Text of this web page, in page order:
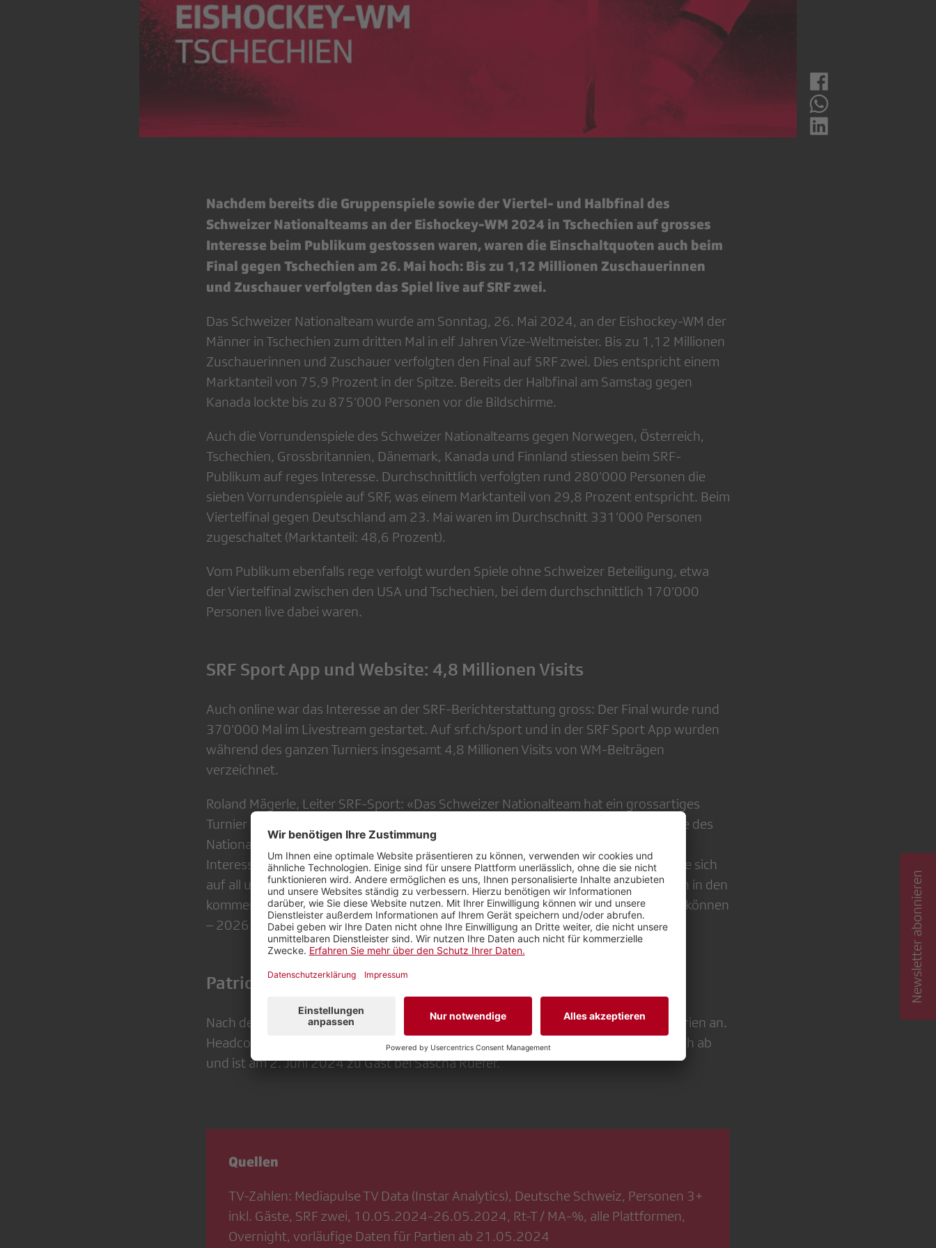
Nachdem bereits die Gruppenspiele sowie der Viertel- und Halbfinal des
Schweizer Nationalteams an der Eishockey-WM 2024 in Tschechien auf grosses
Interesse beim Publikum gestossen waren, waren die Einschaltquoten auch beim
Final gegen Tschechien am 26. Mai hoch: Bis zu 1,12 Millionen Zuschauerinnen
und Zuschauer verfolgten das Spiel live auf SRF zwei.
Das Schweizer Nationalteam wurde am Sonntag, 26. Mai 2024, an der Eishockey-WM der
Männer in Tschechien zum dritten Mal in elf Jahren Vize-Weltmeister. Bis zu 1,12 Millionen
Zuschauerinnen und Zuschauer verfolgten den Final auf SRF zwei. Dies entspricht einem
Marktanteil von 75,9 Prozent in der Spitze. Bereits der Halbfinal am Samstag gegen
Kanada lockte bis zu 875’000 Personen vor die Bildschirme.
Auch die Vorrundenspiele des Schweizer Nationalteams gegen Norwegen, Österreich,
Tschechien, Grossbritannien, Dänemark, Kanada und Finnland stiessen beim SRF-
Publikum auf reges Interesse. Durchschnittlich verfolgten rund 280’000 Personen die
sieben Vorrundenspiele auf SRF, was einem Marktanteil von 29,8 Prozent entspricht. Beim
Viertelfinal gegen Deutschland am 23. Mai waren im Durchschnitt 331’000 Personen
zugeschaltet (Marktanteil: 48,6 Prozent).
Vom Publikum ebenfalls rege verfolgt wurden Spiele ohne Schweizer Beteiligung, etwa
der Viertelfinal zwischen den USA und Tschechien, bei dem durchschnittlich 170’000
Personen live dabei waren.
SRF Sport App und Website: 4,8 Millionen Visits
Auch online war das Interesse an der SRF-Berichterstattung gross: Der Final wurde rund
370’000 Mal im Livestream gestartet. Auf srf.ch/sport und in der SRF Sport App wurden
während des ganzen Turniers insgesamt 4,8 Millionen Visits von WM-Beiträgen
verzeichnet.
Roland Mägerle, Leiter SRF-Sport: «Das Schweizer Nationalteam hat ein grossartiges
Turnier gespielt und sich mit tollen Auftritten die Silbermedaille gesichert. Die Spiele des
Nationalteams sind auch beim sportbegeisterten SRF-Publikum auf ein enormes
Interesse gestossen, wie die TV-Zahlen zeigen. Die gesamte Eishockey-WM erfreute sich
auf all unseren Kanälen grosser Beliebtheit und es freut mich, dass wir die WM auch in den
kommenden Jahren unserem Publikum schweizweit frei empfangbar präsentieren können
– 2026 in Zürich und Fribourg gar mit einer WM im eigenen Land.»
Patrick Fischer zu Gast im «Sportpanorama»
Nach dem Gewinn der Silbermedaille stehen für Spieler und Staff wohlverdiente Ferien an.
Headcoach Patrick Fischer stattet vorher noch dem «Sportpanorama» einen Besuch ab
und ist am 2. Juni 2024 zu Gast bei Sascha Ruefer.
Quellen
TV-Zahlen: Mediapulse TV Data (Instar Analytics), Deutsche Schweiz, Personen 3+
inkl. Gäste, SRF zwei, 10.05.2024-26.05.2024, Rt-T / MA-%, alle Plattformen,
Overnight, vorläufige Daten für Partien ab 21.05.2024
Newsletter abonnieren